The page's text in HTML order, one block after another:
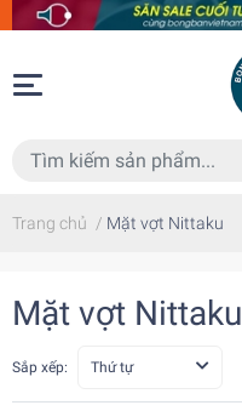
Trang chủ / Mặt vợt Nittaku
Mặt vợt Nittaku
Sắp xếp: Thứ tự